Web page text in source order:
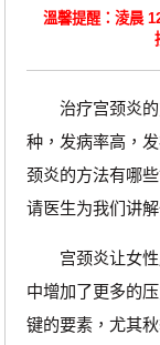
溫馨提醒：淩晨
治疗宫颈炎的
种，发病率高，
颈炎的方法有哪
请医生为我们讲
宫颈炎让女性
中增加了更多的
键的要素，尤其